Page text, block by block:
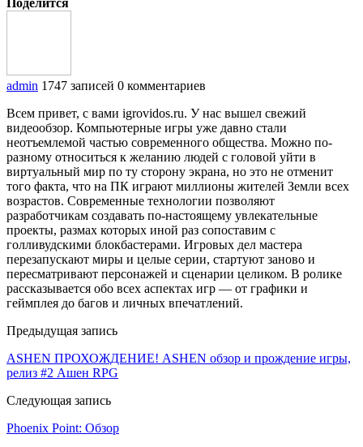
admin 1747 записей 0 комментариев
Всем привет, с вами igrovidos.ru. У нас вышел свежий
видеообзор. Компьютерные игры уже давно стали
неотъемлемой частью современного общества. Можно по-
разному относиться к желанию людей с головой уйти в
виртуальный мир по ту сторону экрана, но это не отменит
того факта, что на ПК играют миллионы жителей Земли всех
возрастов. Современные технологии позволяют
разработчикам создавать по-настоящему увлекательные
проекты, размах которых иной раз сопоставим с
голливудскими блокбастерами. Игровых дел мастера
перезапускают миры и целые серии, стартуют заново и
пересматривают персонажей и сценарии целиком. В ролике
рассказывается обо всех аспектах игр — от графики и
геймплея до багов и личных впечатлений.
Предыдущая запись
ASHEN ПРОХОЖДЕНИЕ! ASHEN обзор и прождение игры,
релиз #2 Ашен RPG
Следующая запись
Phoenix Point: Обзор